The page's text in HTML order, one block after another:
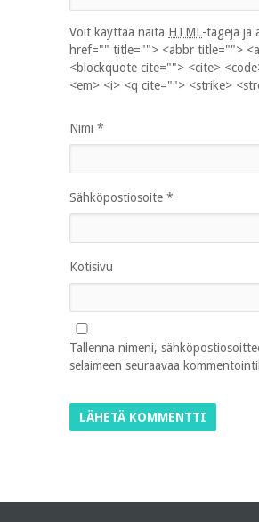
Voit käyttää näitä HTML-tageja ja
href="" title=""> <abbr title="">
<blockquote cite=""> <cite>
<em> <i> <q cite=""> <strike>
Nimi *
Sähköpostiosoite *
Kotisivu
Tallenna nimeni,
selaimeen seuraavaa